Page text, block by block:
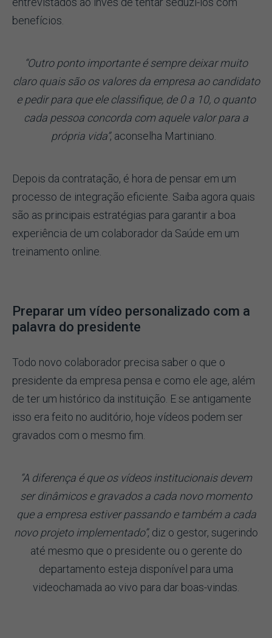
benefícios.
“Outro ponto importante é sempre deixar muito
claro quais são os valores da empresa ao candidato
e pedir para que ele classifique, de 0 a 10, o quanto
cada pessoa concorda com aquele valor para a
própria vida”, aconselha Martiniano.
Depois da contratação, é hora de pensar em um
processo de integração eficiente. Saiba agora quais
são as principais estratégias para garantir a boa
experiência de um colaborador da Saúde em um
treinamento online.
Preparar um vídeo personalizado com a
palavra do presidente
Todo novo colaborador precisa saber o que o
presidente da empresa pensa e como ele age, além
de ter um histórico da instituição. E se antigamente
isso era feito no auditório, hoje vídeos podem ser
gravados com o mesmo fim.
“A diferença é que os vídeos institucionais devem
ser dinâmicos e gravados a cada novo momento
que a empresa estiver passando e também a cada
novo projeto implementado”, diz o gestor, sugerindo
até mesmo que o presidente ou o gerente do
departamento esteja disponível para uma
videochamada ao vivo para dar boas-vindas.